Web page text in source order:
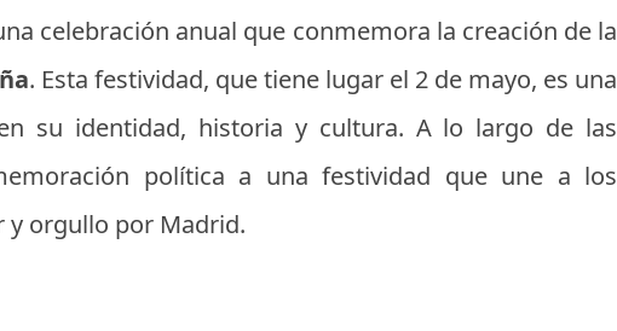
celebración anual que conmemora la creación de la
. Esta festividad, que tiene lugar el 2 de mayo, es una
su identidad, historia y cultura. A lo largo de las
política a una festividad que une a los
y orgullo por Madrid.